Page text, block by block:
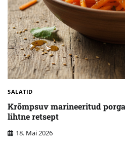
SALATID
Krõmpsuv marineeritud
lihtne retsept
18. Mai 2026